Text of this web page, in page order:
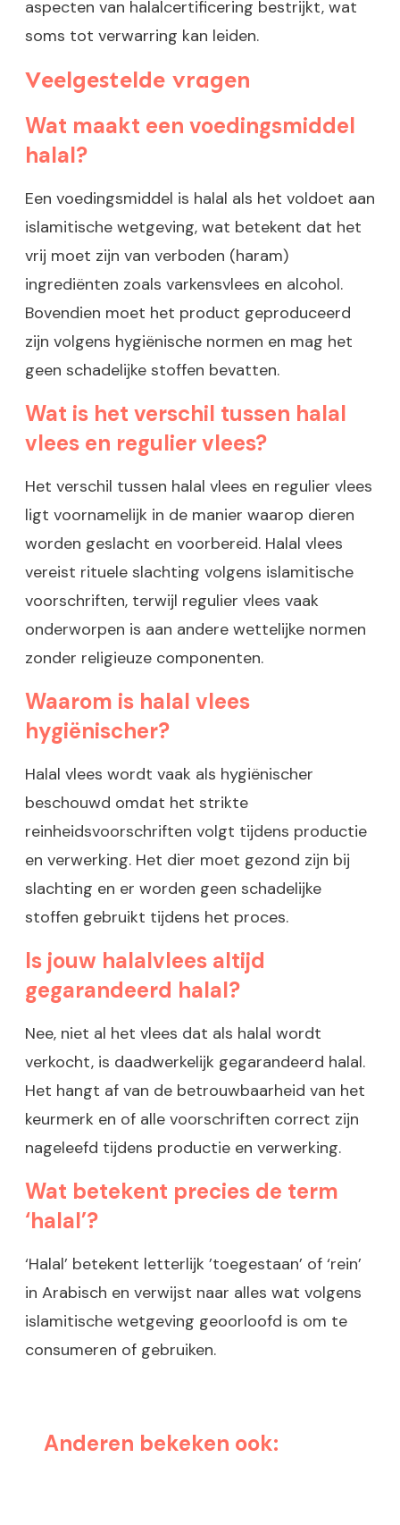
aspecten van halalcertificering bestrijkt, wat
soms tot verwarring kan leiden.
Veelgestelde vragen
Wat maakt een voedingsmiddel
halal?
Een voedingsmiddel is halal als het voldoet aan
islamitische wetgeving, wat betekent dat het
vrij moet zijn van verboden (haram)
ingrediënten zoals varkensvlees en alcohol.
Bovendien moet het product geproduceerd
zijn volgens hygiënische normen en mag het
geen schadelijke stoffen bevatten.
Wat is het verschil tussen halal
vlees en regulier vlees?
Het verschil tussen halal vlees en regulier vlees
ligt voornamelijk in de manier waarop dieren
worden geslacht en voorbereid. Halal vlees
vereist rituele slachting volgens islamitische
voorschriften, terwijl regulier vlees vaak
onderworpen is aan andere wettelijke normen
zonder religieuze componenten.
Waarom is halal vlees
hygiënischer?
Halal vlees wordt vaak als hygiënischer
beschouwd omdat het strikte
reinheidsvoorschriften volgt tijdens productie
en verwerking. Het dier moet gezond zijn bij
slachting en er worden geen schadelijke
stoffen gebruikt tijdens het proces.
Is jouw halalvlees altijd
gegarandeerd halal?
Nee, niet al het vlees dat als halal wordt
verkocht, is daadwerkelijk gegarandeerd halal.
Het hangt af van de betrouwbaarheid van het
keurmerk en of alle voorschriften correct zijn
nageleefd tijdens productie en verwerking.
Wat betekent precies de term
‘halal’?
‘Halal’ betekent letterlijk ’toegestaan’ of ‘rein’
in Arabisch en verwijst naar alles wat volgens
islamitische wetgeving geoorloofd is om te
consumeren of gebruiken.
Anderen bekeken ook: